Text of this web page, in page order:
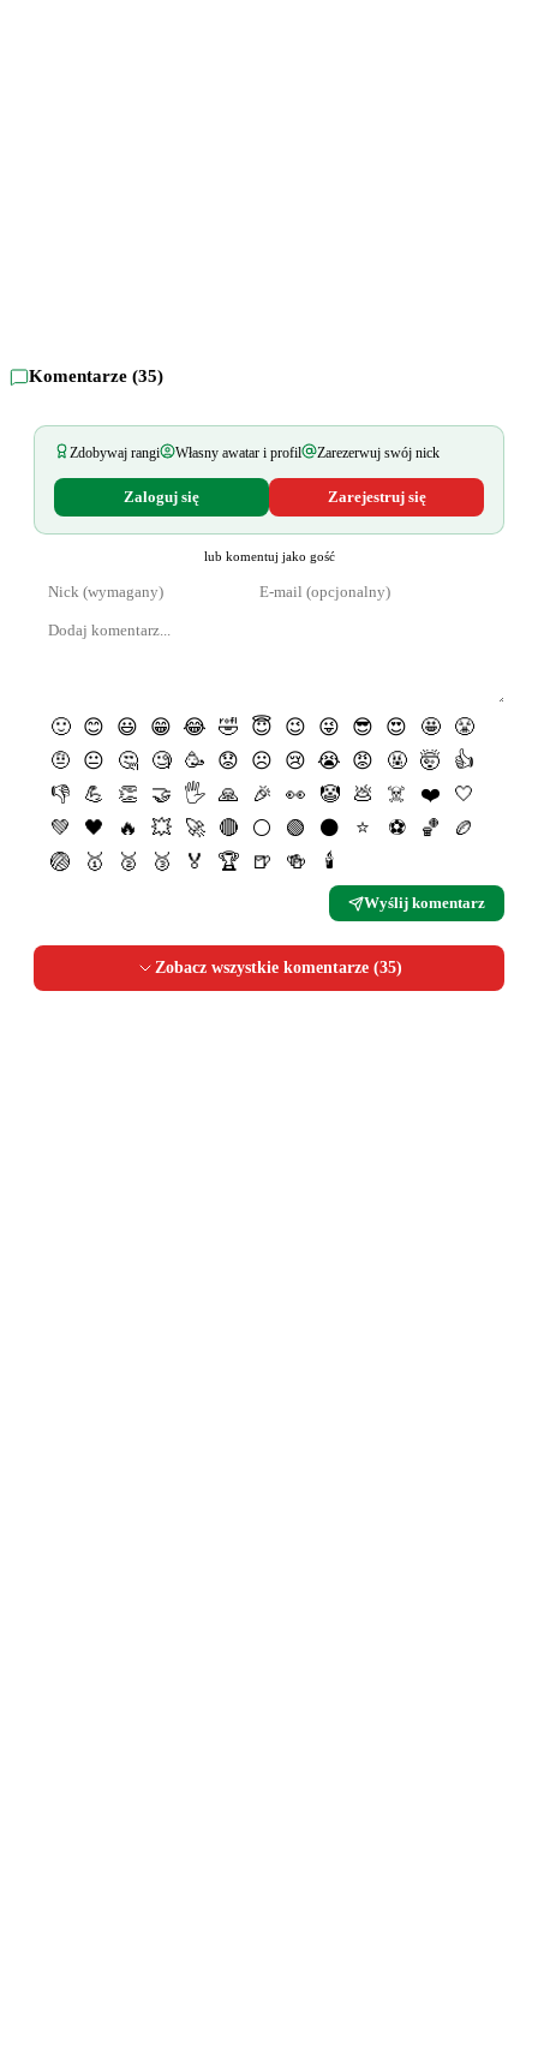
Komentarze (35)
Zdobywaj rangi Własny awatar i profil Zarezerwuj swój nick
Zaloguj się Zarejestruj się
lub komentuj jako gość
🙂 😊 😃 😁 😂 🤣 😇 😉 😜 😎 😍 🤩
😤
🤨
😐 🤔 🧐 🥳 😟 ☹️ 😢 😭 😡 🤬 🤯
👍
👎
💪 👏 🤝 🖐 🙏 🎉 👀 🤡 💩 ☠️ ❤️
🤍
💚
🖤 🔥 💥 🚀 🔴 ⚪️ 🟢 ⚫️ ⭐️ ⚽️ 🏀
🏉
🏐
🥇 🥈 🥉 🏅 🏆 🍺 🍻 🕯
Wyślij komentarz
Zobacz wszystkie komentarze (35)